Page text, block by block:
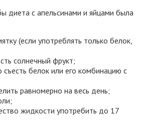
диета с апельсинами и яйцами была
(если употреблять только белок,
солнечный фрукт;
белок или его комбинацию с
равномерно на весь день;
жидкости употребить до 17